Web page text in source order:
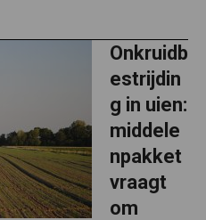
Onkruidb
estrijdin
g in uien:
middele
npakket
vraagt
om